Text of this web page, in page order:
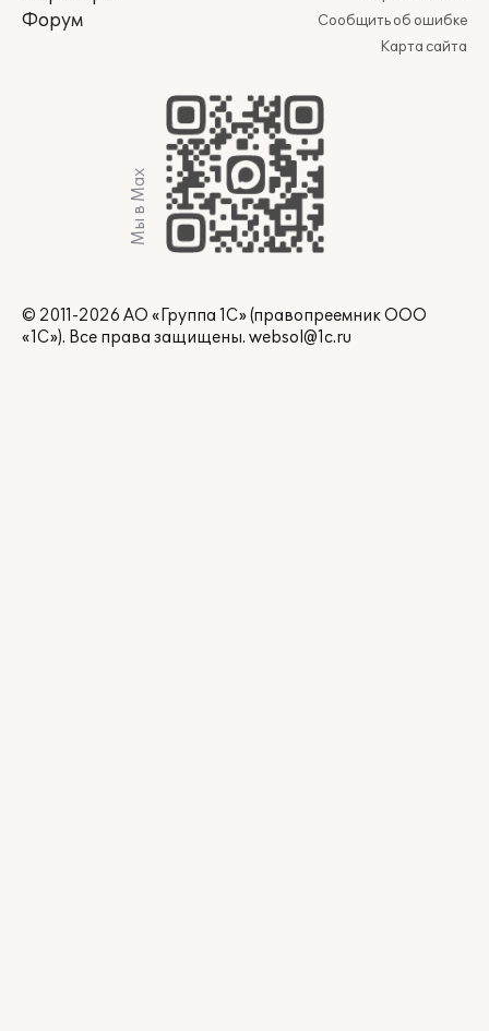
Форум
Сообщить об ошибке
Карта сайта
Мы в Max
© 2011-2026 АО «Группа 1С» (правопреемник ООО
«1С»). Все права защищены. websol@1c.ru